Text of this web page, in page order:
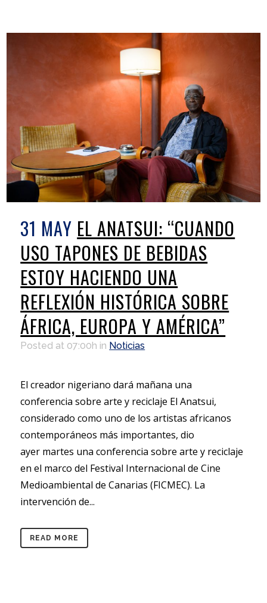
31 MAY EL ANATSUI: “CUANDO
USO TAPONES DE BEBIDAS
ESTOY HACIENDO UNA
REFLEXIÓN HISTÓRICA SOBRE
ÁFRICA, EUROPA Y AMÉRICA”
Posted at 07:00h in Noticias
El creador nigeriano dará mañana una
conferencia sobre arte y reciclaje El Anatsui,
considerado como uno de los artistas africanos
contemporáneos más importantes, dio
ayer martes una conferencia sobre arte y reciclaje
en el marco del Festival Internacional de Cine
Medioambiental de Canarias (FICMEC). La
intervención de...
READ MORE